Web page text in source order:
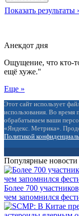
Показать результаты
Анекдот дня
Ощущение, что кто-
ещё хуже."
Еще »
Этот сайт использует
использования. Во время
обрабатываем ваши
«Яндекс. Метрика».
Политикой
Популярные новости
Более 700
чем запомнился